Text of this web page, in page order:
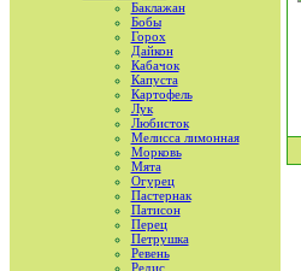
Баклажан
Бобы
Горох
Дайкон
Кабачок
Капуста
Картофель
Лук
Любисток
Мелисса лимонная
Морковь
Мята
Огурец
Пастернак
Патисон
Перец
Петрушка
Ревень
Редис